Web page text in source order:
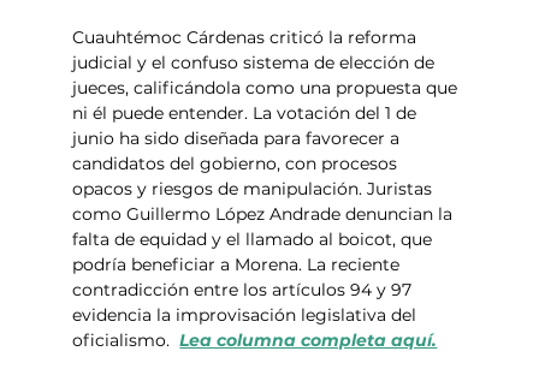
Cuauhtémoc Cárdenas criticó la reforma
judicial y el confuso sistema de elección de
jueces, calificándola como una propuesta que
ni él puede entender. La votación del 1 de
junio ha sido diseñada para favorecer a
candidatos del gobierno, con procesos
opacos y riesgos de manipulación. Juristas
como Guillermo López Andrade denuncian la
falta de equidad y el llamado al boicot, que
podría beneficiar a Morena. La reciente
contradicción entre los artículos 94 y 97
evidencia la improvisación legislativa del
oficialismo. Lea columna completa aquí.